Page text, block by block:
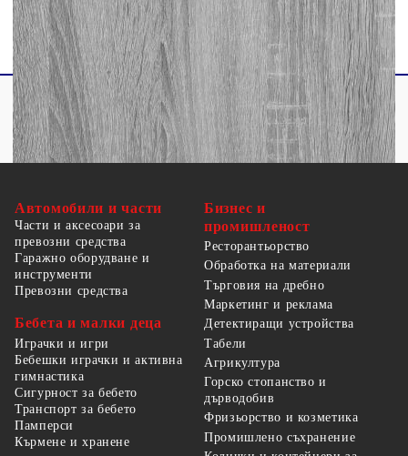
Автомобили и части
Части и аксесоари за
превозни средства
Гаражно оборудване и
инструменти
Превозни средства
Бебета и малки деца
Играчки и игри
Бебешки играчки и активна
гимнастика
Сигурност за бебето
Транспорт за бебето
Памперси
Кърмене и хранене
Бизнес и
промишленост
Ресторантьорство
Обработка на материали
Търговия на дребно
Маркетинг и реклама
Детектиращи устройства
Табели
Агрикултура
Горско стопанство и
дърводобив
Фризьорство и козметика
Промишлено съхранение